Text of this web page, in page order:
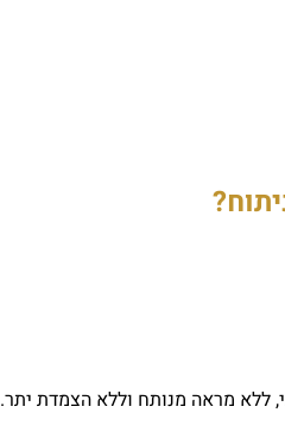
ללא מראה מנותח וללא הצמדת יתר.